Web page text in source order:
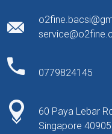
0779824145
60 Paya Lebar
Singapore